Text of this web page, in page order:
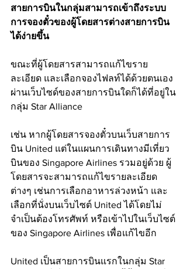
สายการบินในกลุ่มสามารถเข้าถึงระบบ
การจองตั๋วของผู้โดยสารต่างสายการบิน
ได้ง่ายขึ้น
ขณะที่ผู้โดยสารสามารถแก้ไขราย
ละเอียด และเลือกจองไฟลท์ได้ด้วยตนเอง
ผ่านเว็บไซด์ของสายการบินใดก็ได้ที่อยู่ใน
กลุ่ม Star Alliance
เช่น หากผู้โดยสารจองตั๋วบนเว็บสายการ
บิน United แต่ในแผนการเดินทางมีเที่ยว
บินของ Singapore Airlines รวมอยู่ด้วย ผู้
โดยสารจะสามารถแก้ไขรายละเอียด
ต่างๆ เช่นการเลือกอาหารล่วงหน้า และ
เลือกที่นั่งบนเว็บไซต์ United ได้โดยไม่
จำเป็นต้องโทรศัพท์ หรือเข้าไปในเว็บไซต์
ของ Singapore Airlines เพื่อแก้ไขอีก
United เป็นสายการบินแรกในกลุ่ม Star